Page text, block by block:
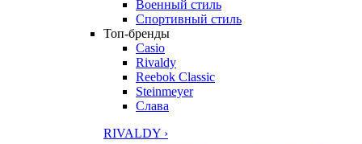
Военный стиль
Спортивный стиль
Топ-бренды
Casio
Rivaldy
Reebok Classic
Steinmeyer
Слава
RIVALDY ›